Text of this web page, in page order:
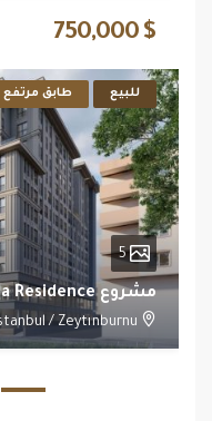
$ 750,000
للبيع طابق مرتفع
5
مشروع Voila Residence
/ Zeytınburnu